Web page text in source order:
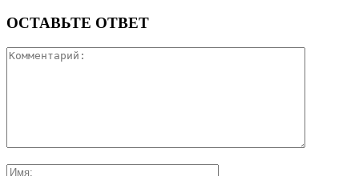
ОСТАВЬТЕ ОТВЕТ